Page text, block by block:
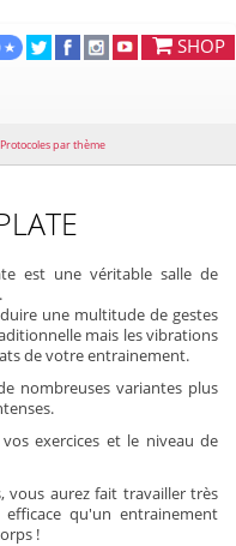
SHOP
Protocoles par thème
est une véritable salle de
une multitude de gestes
mais les vibrations
de votre entrainement.
nombreuses variantes plus
exercices et le niveau de
vous aurez fait travailler très
qu'un entrainement
!